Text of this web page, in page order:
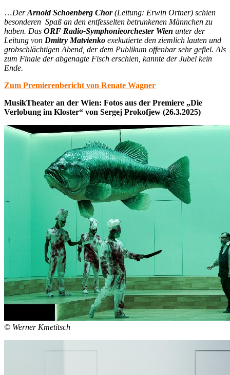
…DerArnold Schoenberg Chor(Leitung: Erwin Ortner) schien
besonderen Spaß an den entfesselten betrunkenen Männchen zu
haben. Das ORF Radio-Symphonieorchester Wien unter der
Leitung von Dmitry Matvienko exekutierte den ziemlich lauten und
grobschlächtigen Abend, der dem Publikum offenbar sehr gefiel. Als
zum Finale der abgenagte Fisch erschien, kannte der Jubel kein
Ende.
Zum Premierenbericht von Renate Wagner
MusikTheater an der Wien: Fotos aus der Premiere „Die
Verlobung im Kloster“ von Sergej Prokofjew (26.3.2025)
© Werner Kmetitsch